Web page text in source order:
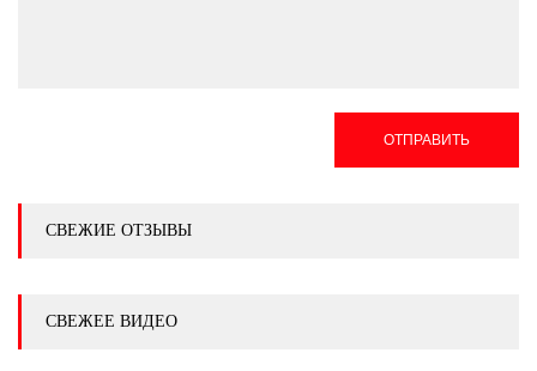
ОТПРАВИТЬ
СВЕЖИЕ ОТЗЫВЫ
СВЕЖЕЕ ВИДЕО